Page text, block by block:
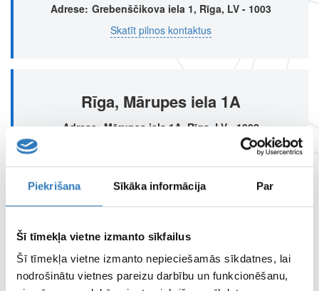
Piekrišana Sīkāka informācija Par
Šī tīmekļa vietne izmanto sīkfailus
Šī tīmekļa vietne izmanto nepieciešamās sīkdatnes, lai
nodrošinātu vietnes pareizu darbību un funkcionēšanu,
Adrese Grebenščikova iela 1, Rīga, LV - 1003
Skatīt pilnos kontaktus
Rīga, Mārupes iela 1A
Adrese Mārupes iela 1A, Rīga, LV - 1002
Adrese Jumaras iela 195, Valmiera, LV-4201
Skatīt pilnos kontaktus